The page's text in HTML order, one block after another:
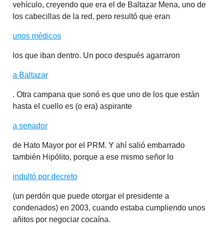
vehículo, creyendo que era el de Baltazar Mena, uno de
los cabecillas de la red, pero resultó que eran
unos médicos
los que iban dentro. Un poco después agarraron
a Baltazar
. Otra campana que sonó es que uno de los que están
hasta el cuello es (o era) aspirante
a senador
de Hato Mayor por el PRM. Y ahí salió embarrado
también Hipólito, porque a ese mismo señor lo
indultó por decreto
(un perdón que puede otorgar el presidente a
condenados) en 2003, cuando estaba cumpliendo unos
añitos por negociar cocaína.